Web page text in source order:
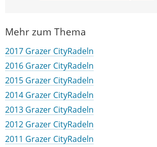
Mehr zum Thema
2017 Grazer CityRadeln
2016 Grazer CityRadeln
2015 Grazer CityRadeln
2014 Grazer CityRadeln
2013 Grazer CityRadeln
2012 Grazer CityRadeln
2011 Grazer CityRadeln